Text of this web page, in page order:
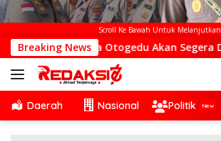
Scroll Ke Bawah Untuk Melanjutkan
Breaking News
Desa Otogedu Akan Segera Diperbaiki
Daerah Nasional Politik